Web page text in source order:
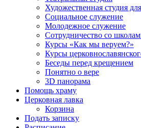
Х​удожественная студия
Социальное служение
Молодежное служение
Сотрудничество со
Курсы «Как мы веруем?»
Курсы
Беседы перед крещением
Понятно о вере
3D панорама
Помощь храму
Церковная лавка
Корзина
Подать записку